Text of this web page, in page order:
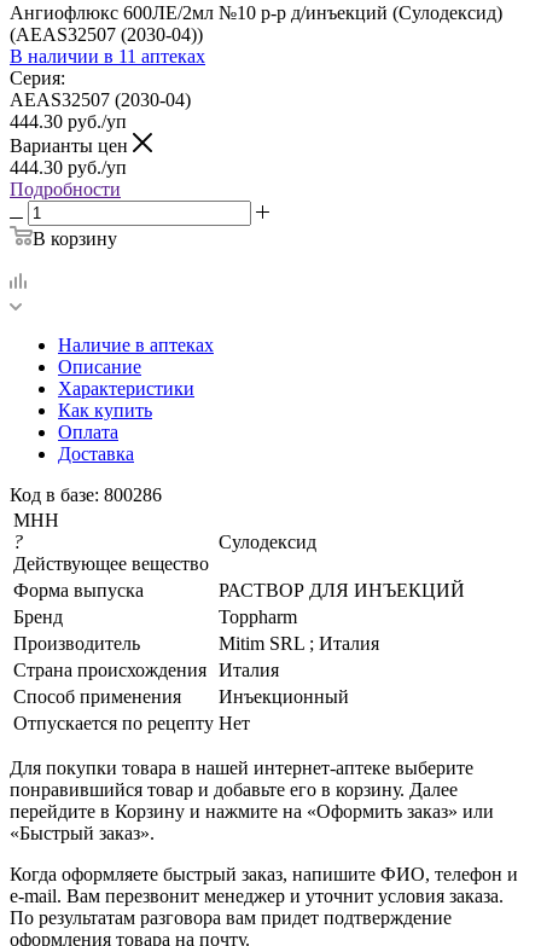
Ангиофлюкс 600ЛЕ/2мл №10 р-р д/инъекций (Сулодексид)
(AEAS32507 (2030-04))
В наличии в 11 аптеках
Серия:
AEAS32507 (2030-04)
444.30 руб./уп
Варианты цен
444.30 руб./уп
Подробности
В корзину
Наличие в аптеках
Описание
Характеристики
Как купить
Оплата
Доставка
Код в базе: 800286
МНН
?
Действующее вещество
Сулодексид
Форма выпуска
РАСТВОР ДЛЯ ИНЪЕКЦИЙ
Бренд
Toppharm
Производитель
Mitim SRL ; Италия
Страна происхождения Италия
Способ применения
Инъекционный
Отпускается по рецепту Нет
Для покупки товара в нашей интернет-аптеке выберите
понравившийся товар и добавьте его в корзину. Далее
перейдите в Корзину и нажмите на «Оформить заказ» или
«Быстрый заказ».
Когда оформляете быстрый заказ, напишите ФИО, телефон и
e-mail. Вам перезвонит менеджер и уточнит условия заказа.
По результатам разговора вам придет подтверждение
оформления товара на почту.